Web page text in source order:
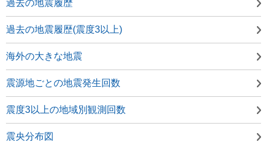
過去の地震履歴
過去の地震履歴(震度3以上)
海外の大きな地震
震源地ごとの地震発生回数
震度3以上の地域別観測回数
震央分布図